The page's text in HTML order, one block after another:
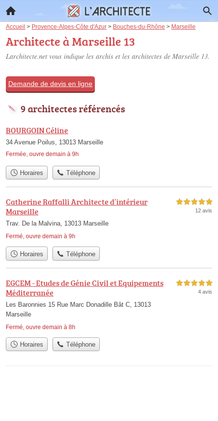
Accueil > Provence-Alpes-Côte d'Azur > Bouches-du-Rhône > Marseille
Architecte à Marseille 13
Larchitecte.net vous indique les archis et les architectes de Marseille 13.
Demande de devis en ligne
9 architectes référencés
BOURGOIN Céline
34 Avenue Poilus, 13013 Marseille
Fermée, ouvre demain à 9h
Horaires Téléphone
Catherine Raffalli Architecte d’intérieur
Marseille
Trav. De la Malvina, 13013 Marseille
Fermé, ouvre demain à 9h
5,0 étoiles sur 5
12 avis
Horaires Téléphone
EGCEM - Etudes de Génie Civil et Equipements
Méditerranée
Les Baronnies 15 Rue Marc Donadille Bât C, 13013
Marseille
Fermé, ouvre demain à 8h
5,0 étoiles sur 5
4 avis
Horaires Téléphone